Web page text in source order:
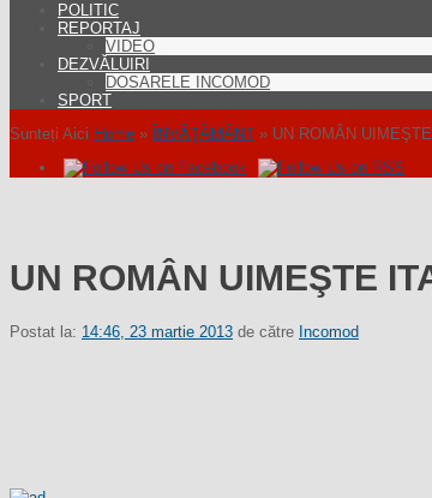
POLITIC
REPORTAJ
VIDEO
DEZVĂLUIRI
DOSARELE INCOMOD
SPORT
Sunteți Aici Home » ÎNVĂŢĂMÂNT » UN ROMÂN
UN ROMÂN UIMEŞTE
Postat la: 14:46, 23 martie 2013 de către Incomod